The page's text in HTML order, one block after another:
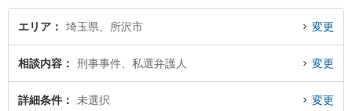
込み検索もでき便利です。特に東京スタートアップ法律事務所 所沢支店の福島
海都弁護士やベリーベスト法律事務所 所沢オフィスの鈴木 寛之弁護士、東所沢
すぐに弁護士に相談したい』『私選弁護人のトラブル解決の実績豊富な近くの
弁護士を検索したい』『初回相談無料で私選弁護人を法律相談できる所沢市内
の弁護士に相談予約したい』などでお困りの相談者さんにおすすめです。
エリア 埼玉県、所沢市 変更
相談内容 刑事事件、私選弁護人 変更
詳細条件 未選択 変更